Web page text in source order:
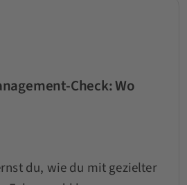
Check: Wo
du, wie du mit gezielter